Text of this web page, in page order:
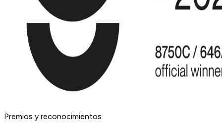
Premios y reconocimientos